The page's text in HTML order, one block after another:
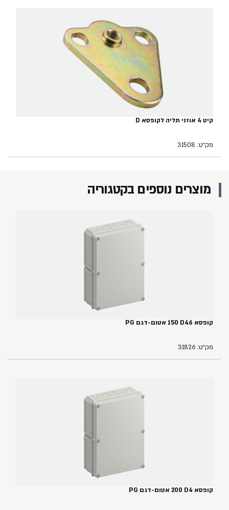
קיט 4 אוזני תליה לקופסא D
מק״ט: 31508
מוצרים נוספים בקטגוריה
קופסא ‏46‏D‏ ‏150‏ אטום-דגם PG
מק״ט: 31826
קופסא ‏4‏D‏ ‏200 אטום-דגם ‏PG